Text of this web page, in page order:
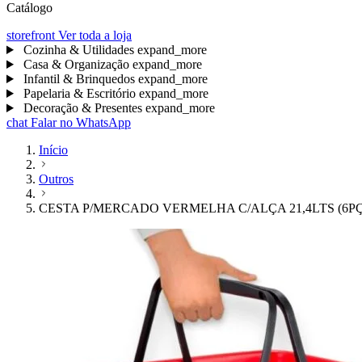
Catálogo
storefront Ver toda a loja
Cozinha & Utilidades expand_more
Casa & Organização expand_more
Infantil & Brinquedos expand_more
Papelaria & Escritório expand_more
Decoração & Presentes expand_more
chat Falar no WhatsApp
Início
Outros
CESTA P/MERCADO VERMELHA C/ALÇA 21,4LTS